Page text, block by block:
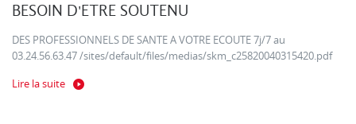
BESOIN D'ETRE SOUTENU
DES PROFESSIONNELS DE SANTE A VOTRE ECOUTE 7j/7 au
03.24.56.63.47 /sites/default/files/medias/skm_c25820040315420.pdf
Lire la suite